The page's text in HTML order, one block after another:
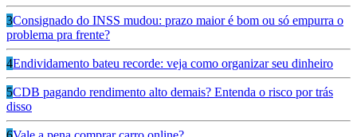
3Consignado do INSS mudou: prazo maior é bom ou só empurra o
problema pra frente?
4Endividamento bateu recorde: veja como organizar seu dinheiro
5CDB pagando rendimento alto demais? Entenda o risco por trás
disso